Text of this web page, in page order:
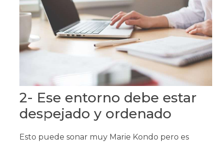
2- Ese entorno debe estar
despejado y ordenado
Esto puede sonar muy Marie Kondo pero es